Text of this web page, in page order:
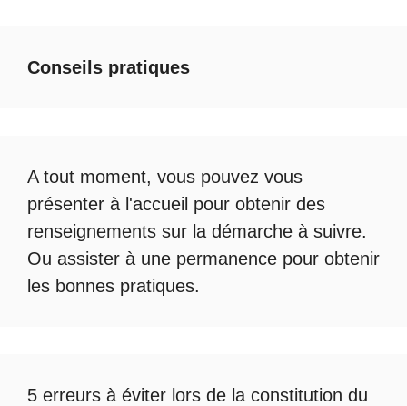
Conseils pratiques
A tout moment, vous pouvez vous
présenter à l'accueil pour obtenir des
renseignements sur la démarche à suivre.
Ou assister à une permanence pour obtenir
les bonnes pratiques.
5 erreurs à éviter lors de la constitution du